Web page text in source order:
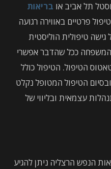
תל אביב או בריאות
פרטיים באווירה רגועה
טיפולית הוליסטית
המשפחה ככל שהדבר אפשרי
הטיפול. הטיפול כולל
הטיפול המטופל נקלט
עצמאית ובליווי של
הנפש הרצליה ניתן להגיע